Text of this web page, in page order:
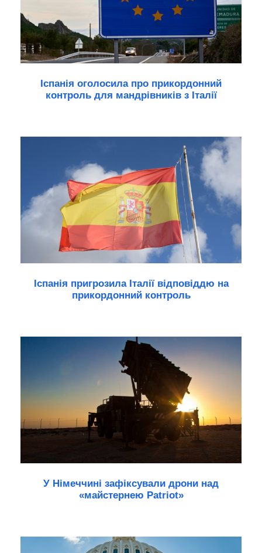
Іспанія оголосила про прикордонний
контроль для мандрівників з Італії
Іспанія пригрозила Італії відповіддю на
прикордонний контроль
У Німеччині зафіксували дрони над
«майстернею Patriot»